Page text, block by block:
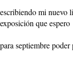
escribiendo mi nuevo
exposición que espero
para septiembre